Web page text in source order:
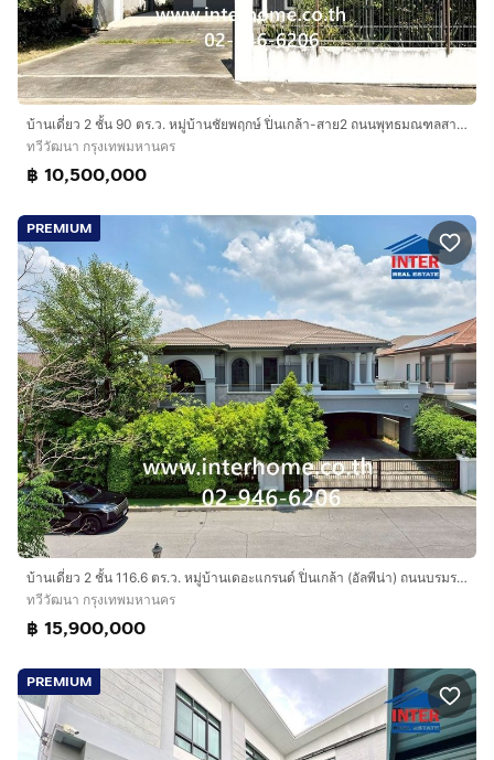
บ้านเดี่ยว 2 ชั้น 90 ตร.ว. หมู่บ้านชัยพฤกษ์ ปิ่นเกล้า-สาย2 ถนนพุทธมณฑลสาย2 ถนนบรมราชชนนี เขตทวีวัฒนา กรุงเทพมหานคร
ทวีวัฒนา กรุงเทพมหานคร
฿ 10,500,000
PREMIUM
บ้านเดี่ยว 2 ชั้น 116.6 ตร.ว. หมู่บ้านเดอะแกรนด์ ปิ่นเกล้า (อัลพีน่า) ถนนบรมราชชนนี ถนนพุทธมณฑลสาย3-ศาลาธรรมสพน์ เขตทวีวัฒนา กรุงเทพมหานคร
ทวีวัฒนา กรุงเทพมหานคร
฿ 15,900,000
PREMIUM